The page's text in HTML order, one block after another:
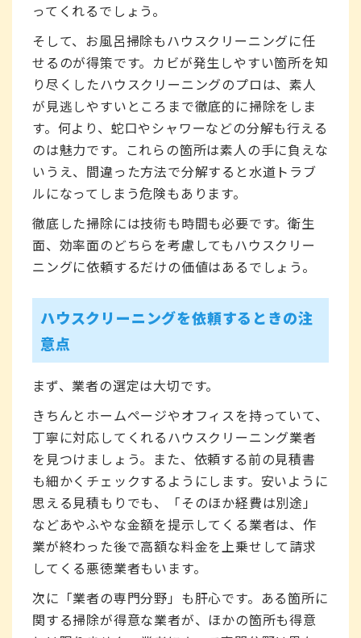
ってくれるでしょう。
そして、お風呂掃除もハウスクリーニングに任
せるのが得策です。カビが発生しやすい箇所を知
り尽くしたハウスクリーニングのプロは、素人
が見逃しやすいところまで徹底的に掃除をしま
す。何より、蛇口やシャワーなどの分解も行える
のは魅力です。これらの箇所は素人の手に負えな
いうえ、間違った方法で分解すると水道トラブ
ルになってしまう危険もあります。
徹底した掃除には技術も時間も必要です。衛生
面、効率面のどちらを考慮してもハウスクリー
ニングに依頼するだけの価値はあるでしょう。
ハウスクリーニングを依頼するときの注
意点
まず、業者の選定は大切です。
きちんとホームページやオフィスを持っていて、
丁寧に対応してくれるハウスクリーニング業者
を見つけましょう。また、依頼する前の見積書
も細かくチェックするようにします。安いように
思える見積もりでも、「そのほか経費は別途」
などあやふやな金額を提示してくる業者は、作
業が終わった後で高額な料金を上乗せして請求
してくる悪徳業者もいます。
次に「業者の専門分野」も肝心です。ある箇所に
関する掃除が得意な業者が、ほかの箇所も得意